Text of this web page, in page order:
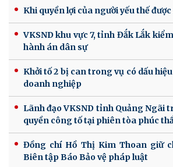
Khi quyền lợi của người yếu thế
VKSND khu vực 7, tỉnh Đắk Lắk
hành án dân sự
Khởi tố 2 bị can trong vụ có dấu
doanh nghiệp
Lãnh đạo VKSND tỉnh Quảng Ngãi
quyền công tố tại phiên tòa phúc
Đồng chí Hồ Thị Kim Thoan giữ
Biên tập Báo Bảo vệ pháp luật